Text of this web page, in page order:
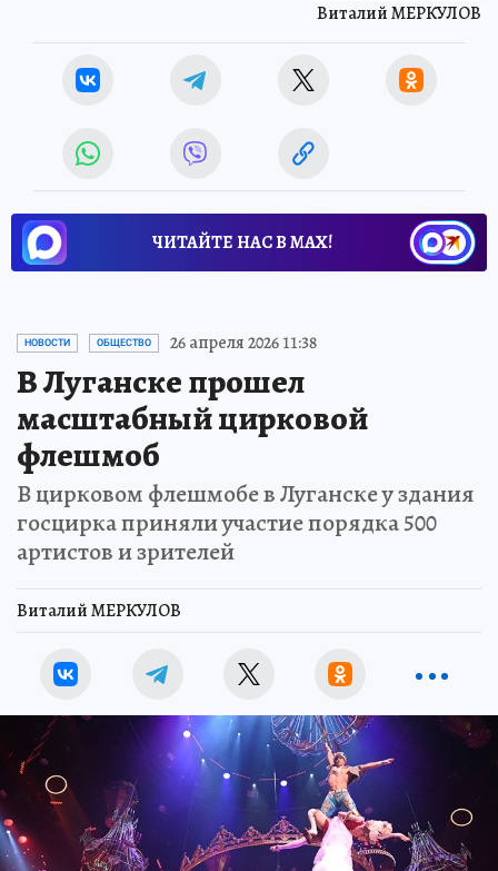
Виталий МЕРКУЛОВ
ЧИТАЙТЕ НАС В МАХ!
НОВОСТИ ОБЩЕСТВО 26 апреля 2026 11:38
В Луганске прошел
масштабный цирковой
флешмоб
В цирковом флешмобе в Луганске у здания
госцирка приняли участие порядка 500
артистов и зрителей
Виталий МЕРКУЛОВ